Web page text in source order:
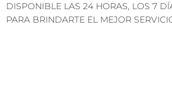
DISPONIBLE LAS 24 HORAS, LOS 7
PARA BRINDARTE EL MEJOR